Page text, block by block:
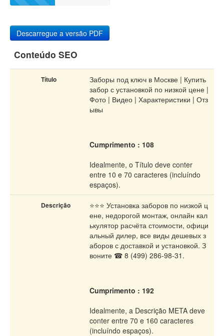
Otimização
PageSpeed Insights
Descarregue a versão PDF
Conteúdo SEO
Título
Заборы под ключ в Москве | Купить
забор с установкой по низкой цене |
Фото | Видео | Характеристики | Отз
ывы
Cumprimento : 108
Idealmente, o Título deve conter
entre 10 e 70 caracteres (incluíndo
espaços).
Descrição
⭐⭐⭐ Установка заборов по низкой ц
ене, недорогой монтаж, онлайн кал
ькулятор расчёта стоимости, офици
альный дилер, все виды дешевых з
аборов с доставкой и установкой. З
воните ☎ 8 (499) 286-98-31.
Cumprimento : 192
Idealmente, a Descrição META deve
conter entre 70 e 160 caracteres
(incluíndo espaços).